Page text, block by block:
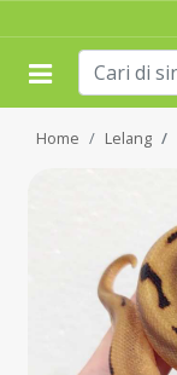
Home Lelang